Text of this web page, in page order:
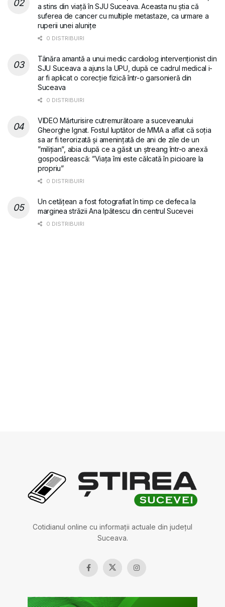
a stins din viață în SJU Suceava. Aceasta nu știa că
suferea de cancer cu multiple metastaze, ca urmare a
ruperii unei alunițe
0 DISTRIBUIRI
Tânăra amantă a unui medic cardiolog intervenționist din
SJU Suceava a ajuns la UPU, după ce cadrul medical i-
ar fi aplicat o corecție fizică într-o garsonieră din
Suceava
0 DISTRIBUIRI
VIDEO Mărturisire cutremurătoare a suceveanului
Gheorghe Ignat. Fostul luptător de MMA a aflat că soția
sa ar fi terorizată și amenințată de ani de zile de un
”milițian”, abia după ce a găsit un ștreang într-o anexă
gospodărească: ”Viața îmi este călcată în picioare la
propriu”
0 DISTRIBUIRI
Un cetățean a fost fotografiat în timp ce defeca la
marginea străzii Ana Ipătescu din centrul Sucevei
0 DISTRIBUIRI
Cotidianul online cu informații actuale din județul
Suceava.